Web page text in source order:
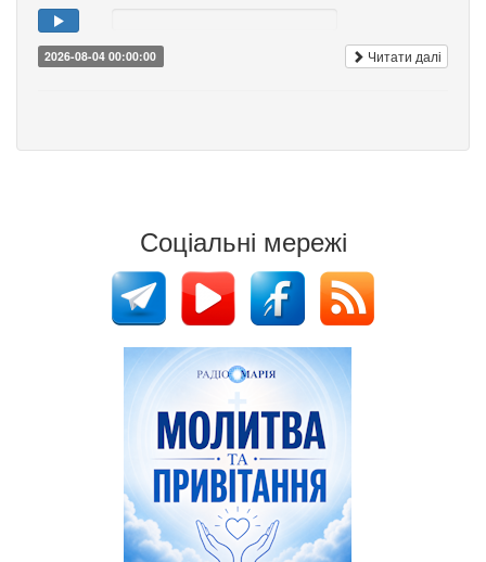
2026-08-04 00:00:00 Читати далі
Соціальні мережі